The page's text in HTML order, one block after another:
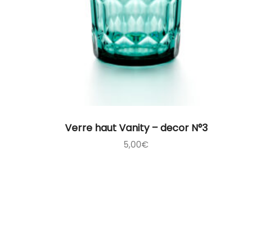
Verre haut Vanity – decor N°3
5,00€